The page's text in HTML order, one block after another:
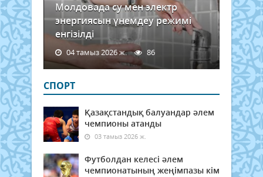
Молдовада су мен электр
энергиясын үнемдеу режимі
енгізілді
04 тамыз 2026 ж. 86
СПОРТ
Қазақстандық балуандар әлем
чемпионы атанды
03 тамыз 2026 ж.
Футболдан келесі әлем
чемпионатының жеңімпазы кім